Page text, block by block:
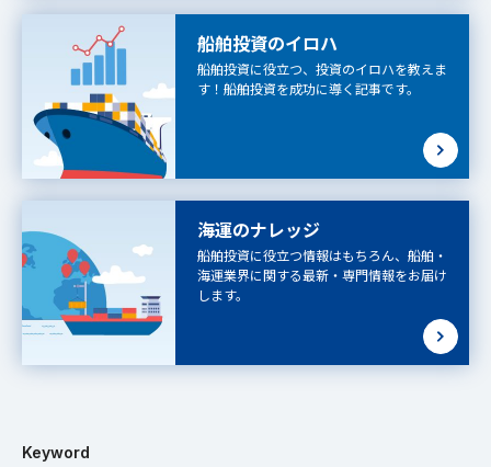
船舶投資のイロハ
船舶投資に役立つ、投資のイロハを教えま
す！船舶投資を成功に導く記事です。
海運のナレッジ
船舶投資に役立つ情報はもちろん、船舶・
海運業界に関する最新・専門情報をお届け
します。
Keyword